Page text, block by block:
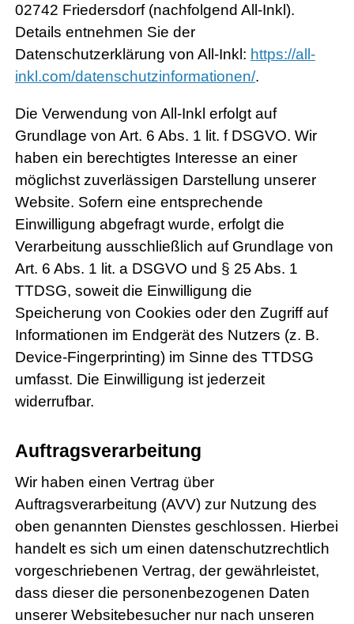
02742 Friedersdorf (nachfolgend All-Inkl).
Details entnehmen Sie der
Datenschutzerklärung von All-Inkl: https://all-
inkl.com/datenschutzinformationen/.
Die Verwendung von All-Inkl erfolgt auf
Grundlage von Art. 6 Abs. 1 lit. f DSGVO. Wir
haben ein berechtigtes Interesse an einer
möglichst zuverlässigen Darstellung unserer
Website. Sofern eine entsprechende
Einwilligung abgefragt wurde, erfolgt die
Verarbeitung ausschließlich auf Grundlage von
Art. 6 Abs. 1 lit. a DSGVO und § 25 Abs. 1
TTDSG, soweit die Einwilligung die
Speicherung von Cookies oder den Zugriff auf
Informationen im Endgerät des Nutzers (z. B.
Device-Fingerprinting) im Sinne des TTDSG
umfasst. Die Einwilligung ist jederzeit
widerrufbar.
Auftragsverarbeitung
Wir haben einen Vertrag über
Auftragsverarbeitung (AVV) zur Nutzung des
oben genannten Dienstes geschlossen. Hierbei
handelt es sich um einen datenschutzrechtlich
vorgeschriebenen Vertrag, der gewährleistet,
dass dieser die personenbezogenen Daten
unserer Websitebesucher nur nach unseren